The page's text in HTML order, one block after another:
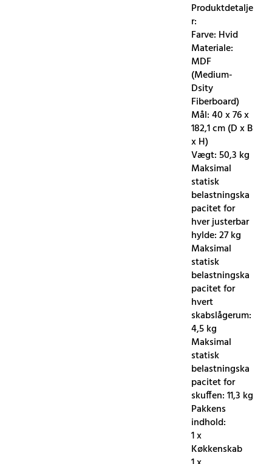
Produktdetalje
r:
Farve: Hvid
Materiale:
MDF
(Medium-
Dsity
Fiberboard)
Mål: 40 x 76 x
182,1 cm (D x B
x H)
Vægt: 50,3 kg
Maksimal
statisk
belastningska
pacitet for
hver justerbar
hylde: 27 kg
Maksimal
statisk
belastningska
pacitet for
hvert
skabslågerum:
4,5 kg
Maksimal
statisk
belastningska
pacitet for
skuffen: 11,3 kg
Pakkens
indhold:
1 x
Køkkenskab